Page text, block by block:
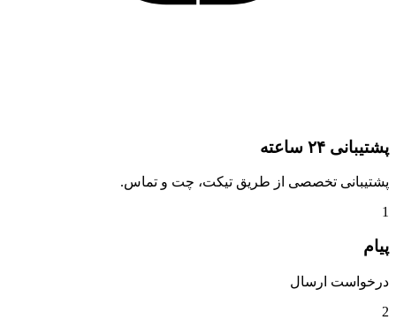
پشتیبانی ۲۴ ساعته
پشتیبانی تخصصی از طریق تیکت، چت و تماس.
1
پیام
درخواست ارسال
2